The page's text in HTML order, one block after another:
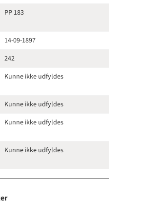
PP 183
14-09-1897
242
Kunne ikke udfyldes
Kunne ikke udfyldes
Kunne ikke udfyldes
Kunne ikke udfyldes